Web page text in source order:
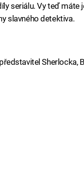
seriálu. Vy teď máte
slavného detektiva.
Sherlocka,